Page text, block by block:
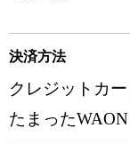
決済方法
クレジットカ
たまった